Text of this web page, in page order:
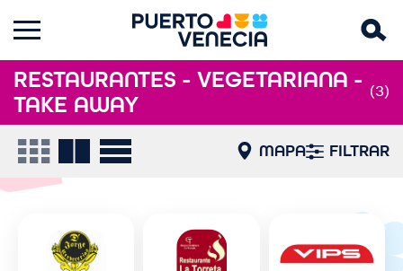
RESTAURANTES - VEGETARIANA -
TAKE AWAY
(3)
MAPA FILTRAR